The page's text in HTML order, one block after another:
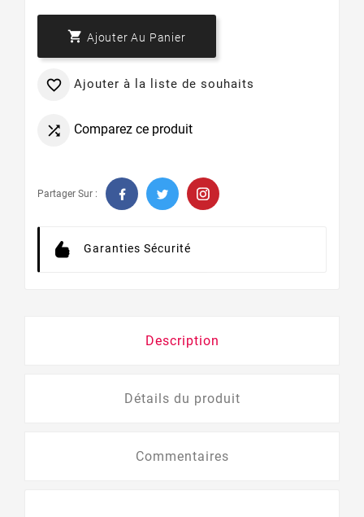
 Ajouter Au Panier
 Ajouter à la liste de souhaits
 Comparez ce produit
Partager Sur :
Garanties Sécurité
Description
Détails du produit
Commentaires